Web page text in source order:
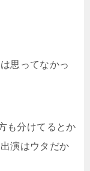
思ってなかっ
も分けてるとか
演はウタだか